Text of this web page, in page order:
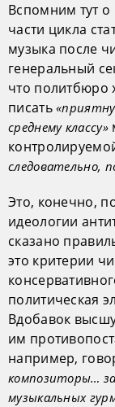
Вспомним тут
части цикла
музыка после
генеральный
что политбюро
писать
среднему классу»
следовательно,
Это, конечно,
идеологии
сказано
это критерии
политическая
Вдобавок
им
например,
композиторы…
музыкальных